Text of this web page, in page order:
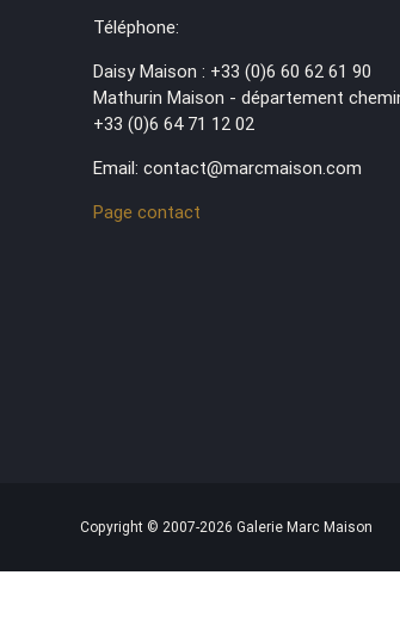
Téléphone:
Daisy Maison : +33 (0)6 60 62 61 90
Mathurin Maison - département
+33 (0)6 64 71 12 02
Email: contact@marcmaison.com
Page contact
Copyright © 2007-2026 Galerie Marc Maison